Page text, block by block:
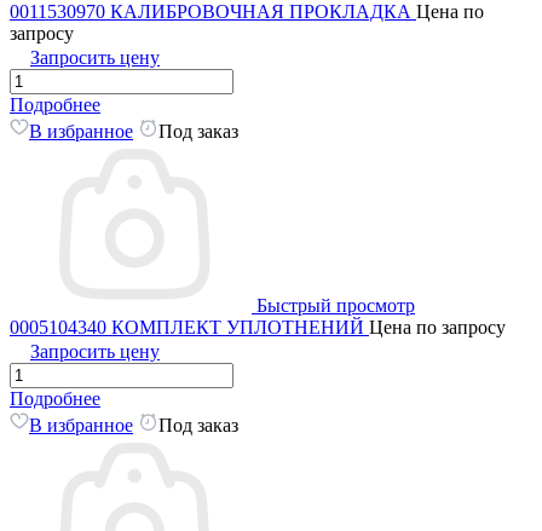
0011530970 КАЛИБРОВОЧНАЯ ПРОКЛАДКА Цена по
запросу
Запросить цену
Подробнее
В избранное
Под заказ
Быстрый просмотр
0005104340 КОМПЛЕКТ УПЛОТНЕНИЙ Цена по запросу
Запросить цену
Подробнее
В избранное
Под заказ